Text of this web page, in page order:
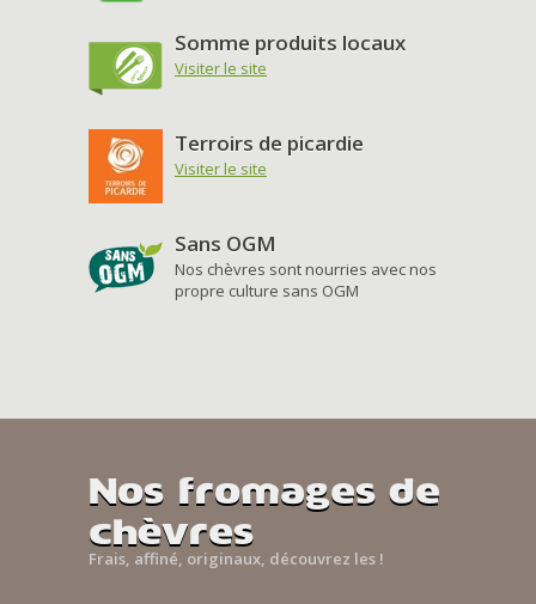
Somme produits locaux
Visiter le site
Terroirs de picardie
Visiter le site
Sans OGM
Nos chèvres sont nourries avec nos
propre culture sans OGM
Nos fromages de
chèvres
Frais, affiné, originaux, découvrez les !